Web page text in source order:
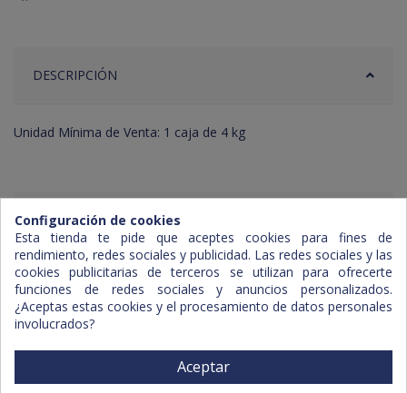
DESCRIPCIÓN
Unidad Mínima de Venta: 1 caja de 4 kg
ADJUNTOS
Configuración de cookies
Esta tienda te pide que aceptes cookies para fines de
rendimiento, redes sociales y publicidad. Las redes sociales y las
cookies publicitarias de terceros se utilizan para ofrecerte
funciones de redes sociales y anuncios personalizados.
¿Aceptas estas cookies y el procesamiento de datos personales
involucrados?
Aceptar